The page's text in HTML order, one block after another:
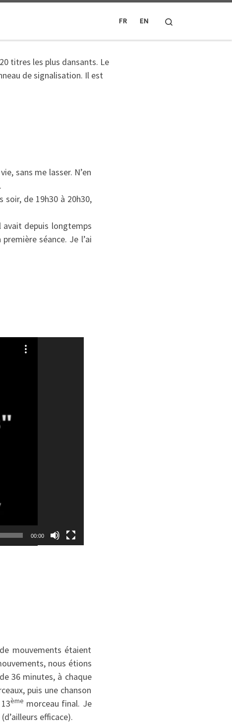
FR EN
sans me lasser. N’en
soir, de 19h30 à 20h30,
avait depuis longtemps
séance. Je l’ai
00:00
mouvements étaient
nous étions
36 minutes, à chaque
puis une chanson
ème morceau final. Je
efficace).